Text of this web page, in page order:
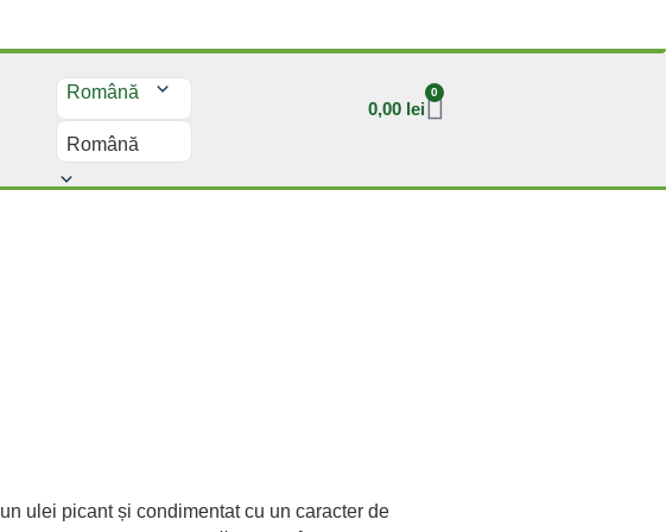
Română
Română
0,00 lei
0
un ulei picant și condimentat cu un caracter de